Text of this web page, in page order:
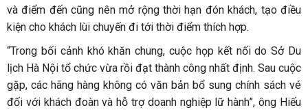
và điểm đến cũng nên mở rộng thời hạn đón khách, tạo điều
kiện cho khách lùi chuyến đi tới thời điểm thích hợp.
“Trong bối cảnh khó khăn chung, cuộc họp kết nối do Sở Du
lịch Hà Nội tổ chức vừa rồi đạt thành công nhất định. Sau cuộc
gặp, các hãng hàng không có văn bản bổ sung chính sách vé
đối với khách đoàn và hỗ trợ doanh nghiệp lữ hành”, ông Hiếu